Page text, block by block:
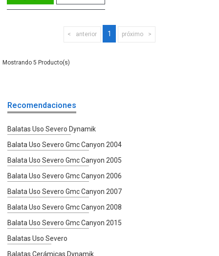
anterior 1 próximo
5
Recomendaciones
Balatas Uso Severo Dynamik
Balata Uso Severo Gmc Canyon 2004
Balata Uso Severo Gmc Canyon 2005
Balata Uso Severo Gmc Canyon 2006
Balata Uso Severo Gmc Canyon 2007
Balata Uso Severo Gmc Canyon 2008
Balata Uso Severo Gmc Canyon 2015
Balatas Uso Severo
Balatas Cerámicas Dynamik